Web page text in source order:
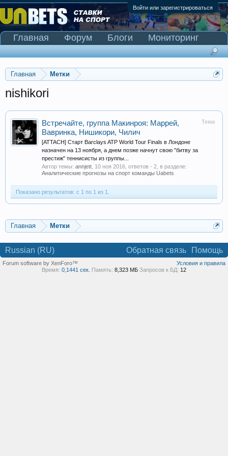
Войти или зарегистрироваться
Главная Метки
nishikori
Тема
Встречайте, группа Макинроя: Маррей,
Вавринка, Нишикори, Чилич
[ATTACH] Старт Barclays ATP World Tour Finals в Лондоне
назначен на 13 ноября, а днем позже начнут свою "битву за
престиж" теннисисты из группы...
Автор темы: annjett 10 ноя 2016 , ответов - 2, в разделе:
Аналитические прогнозы на спорт команды Uabets
Показано результатов: с 1 по 1 из 1.
Главная Метки
Главная Форум Блоги
Мониторинг
Сканер Pinnacle
Russian (RU) Обратная связь Помощь
Условия и правила
Forum software by XenForo™
Время: 0,1441 сек. Память: 8,323 МБ Запросов к БД: 12